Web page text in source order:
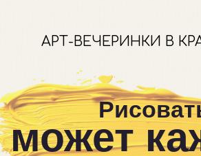
Напишите свою картину
за 3 часа под звон бокалов
и классную музыку.
Идеально для отдыха,
свидания илияркого
может каждый